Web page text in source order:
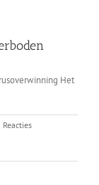
Het
Reacties